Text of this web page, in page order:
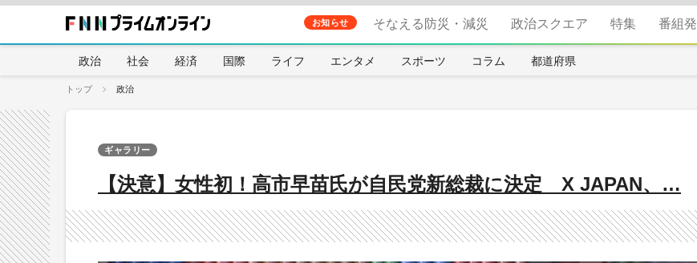
お知らせ そなえる防災・減災 政治スクエア 特集 番組発
政治 社会 経済 国際 ライフ エンタメ スポーツ コラム 都道府県
トップ 政治
【決意】女性初！高市早苗氏が自民党新総裁に決定 X JAPAN、…
ギャラリー